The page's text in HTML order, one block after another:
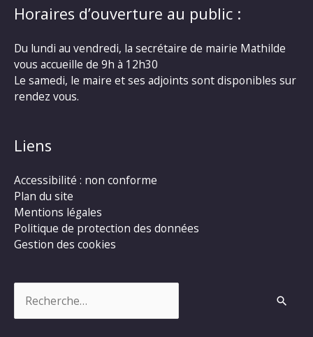
Horaires d’ouverture au public :
Du lundi au vendredi, la secrétaire de mairie Mathilde
vous accueille de 9h à 12h30
Le samedi, le maire et ses adjoints sont disponibles sur
rendez vous.
Liens
Accessibilité : non conforme
Plan du site
Mentions légales
Politique de protection des données
Gestion des cookies